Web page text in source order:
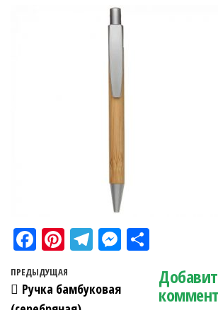
Fa
ce
bo
Pi
nt
er
Te
gr
M
ра
Навигация по записям
Предыдущая запись
ПРЕДЫДУЩАЯ
Ручка бамбуковая